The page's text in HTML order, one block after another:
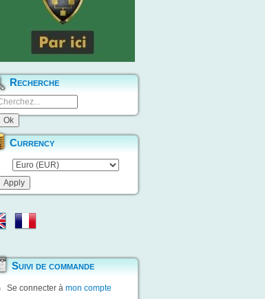
Recherche
Currency
Suivi de commande
Se connecter à mon compte